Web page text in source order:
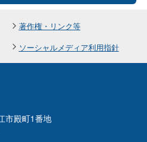
著作権・リンク等
ソーシャルメディア利用指針
市殿町1番地